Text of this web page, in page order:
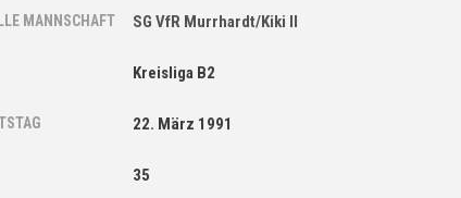
MANNSCHAFT SG VfR Murrhardt/Kiki II
Kreisliga B2
22. März 1991
35